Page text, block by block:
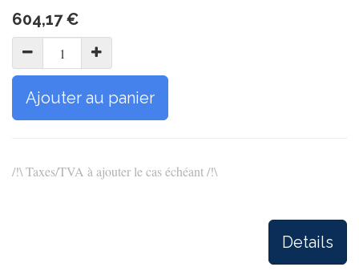
604,17€
Ajouter au panier
/!\ Taxes/TVA à ajouter le cas échéant /!\
Details